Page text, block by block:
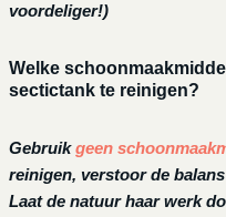
voordeliger!)
Welke
sectictank te reinigen?
Gebruikgeen
reinigen, verstoor de
Laat de natuur haar werk